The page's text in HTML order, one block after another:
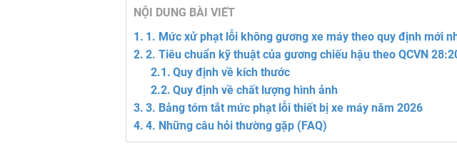
NỘI DUNG BÀI VIẾT
1. Mức xử phạt lỗi không gương xe máy theo quy định mới
2. Tiêu chuẩn kỹ thuật của gương chiếu hậu theo QCVN
Quy định về kích thước
Quy định về chất lượng hình ảnh
3. Bảng tóm tắt mức phạt lỗi thiết bị xe máy năm 2026
4. Những câu hỏi thường gặp (FAQ)